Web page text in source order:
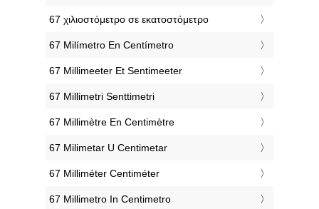
‎67 χιλιοστόμετρο σε εκατοστόμετρο
‎67 Milímetro En Centímetro
‎67 Millimeeter Et Sentimeeter
‎67 Millimetri Senttimetri
‎67 Millimètre En Centimètre
‎67 Milimetar U Centimetar
‎67 Milliméter Centiméter
‎67 Millimetro In Centimetro